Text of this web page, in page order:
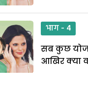
भाग - 4
सब कुछ
आखिर क्या